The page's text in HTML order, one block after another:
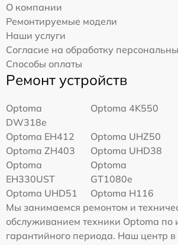
О компании
Ремонтируемые модели
Наши услуги
Согласие на обработку
Способы оплаты
Ремонт устройств
Optoma
DW318e
Optoma 4K550
Optoma EH412
Optoma UHZ50
Optoma ZH403
Optoma UHD38
Optoma
EH330UST
Optoma
GT1080e
Optoma UHD51
Optoma H116
Мы занимаемся ремонтом и
обслуживанием техники Optoma по
гарантийного периода. Наш центр